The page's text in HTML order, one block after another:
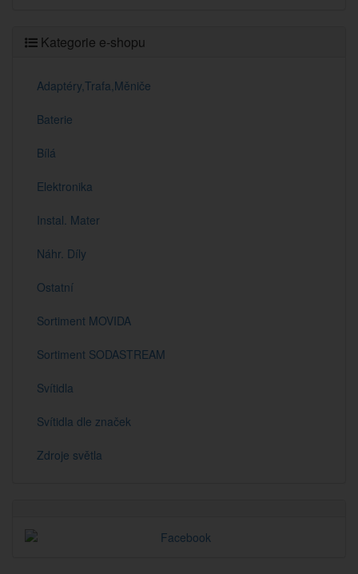
Kategorie e-shopu
Adaptéry,Trafa,Měniče
Baterie
Bílá
Elektronika
Instal. Mater
Náhr. Díly
Ostatní
Sortiment MOVIDA
Sortiment SODASTREAM
Svítidla
Svítidla dle značek
Zdroje světla